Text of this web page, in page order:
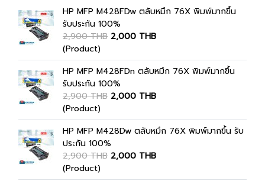
HP MFP M428FDw ตลับหมึก 76X พิมพ์มากขึ้น
รับประกัน 100%
2,900 THB 2,000 THB
(Product)
HP MFP M428FDn ตลับหมึก 76X พิมพ์มากขึ้น
รับประกัน 100%
2,900 THB 2,000 THB
(Product)
HP MFP M428Dw ตลับหมึก 76X พิมพ์มากขึ้น รับ
ประกัน 100%
2,900 THB 2,000 THB
(Product)